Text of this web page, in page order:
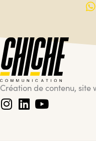
Création de contenu,